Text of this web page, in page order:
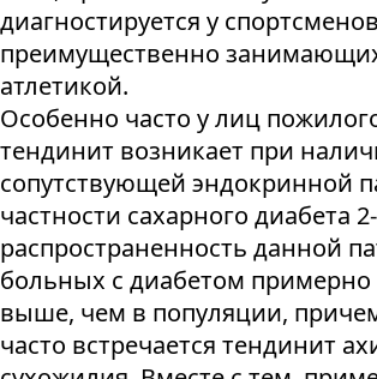
диагностируется у
преимущественно
атлетикой.
Особенно часто у лиц
тендинит возникает при
сопутствующей эндокринной
частности сахарного диабета
распространенность данной
больных с диабетом примерно
выше, чем в популяции,
часто встречается тендинит